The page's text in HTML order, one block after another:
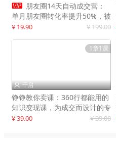
 朋友圈14天自动成交营：
单月朋友圈转化率提升50%，被
动收入超3万元
¥ 19.90 ¥ 199.00
1章1课
 千启
铮铮教你卖课：360行都能用的
知识变现课，为成交而设计的专
属课程
¥ 39.00 ¥ 39.00